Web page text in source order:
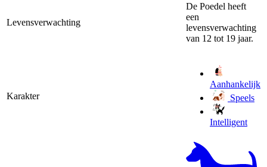
Levensverwachting
De Poedel heeft
een
levensverwachting
van 12 tot 19 jaar.
Karakter
Aanhankelijk
Speels
Intelligent